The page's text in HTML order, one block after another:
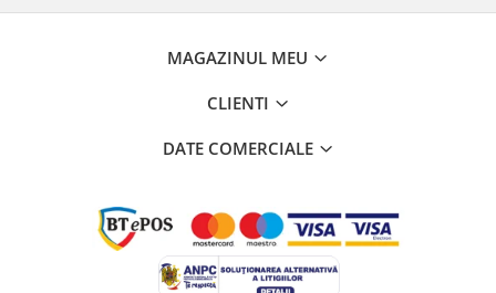
MAGAZINUL MEU
CLIENTI
DATE COMERCIALE